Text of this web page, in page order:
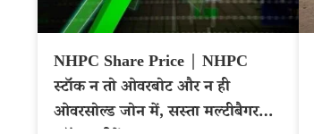
NHPC Share Price | NHPC
स्टॉक न तो ओवरबोट और न ही
ओवरसोल्ड जोन में, सस्ता मल्टीबैगर